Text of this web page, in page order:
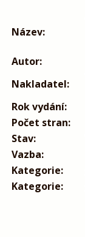
Název:
Autor:
Nakladatel:
Rok vydání:
Počet stran:
Stav:
Vazba:
Kategorie:
Kategorie: